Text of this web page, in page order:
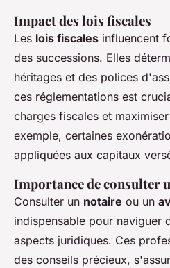
Impact des lois fiscales
Les lois fiscales influencent
des successions. Elles
héritages et des polices
ces réglementations est
charges fiscales et
exemple, certaines
appliquées aux capitaux
Importance de consulter
Consulter un notaire ou un
indispensable pour naviguer
aspects juridiques. Ces
des conseils précieux,